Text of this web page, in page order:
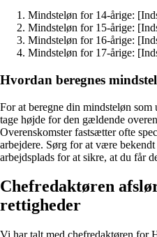
Mindsteløn for 14-årige:
Mindsteløn for 15-årige:
Mindsteløn for 16-årige:
Mindsteløn for 17-årige:
Hvordan beregnes
For at beregne din mindsteløn
tage højde for den gældende
Overenskomster fastsætter ofte
arbejdere. Sørg for at være
arbejdsplads for at sikre, at du får
Chefredaktøren
rettigheder